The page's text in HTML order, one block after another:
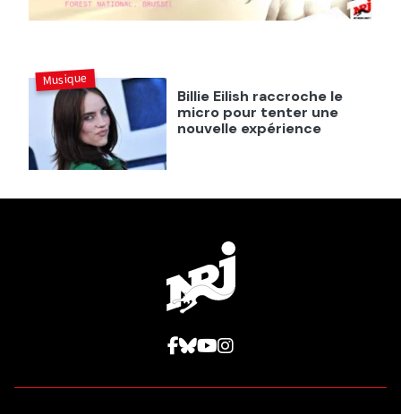
Billie Eilish raccroche le
micro pour tenter une
nouvelle expérience
Musique